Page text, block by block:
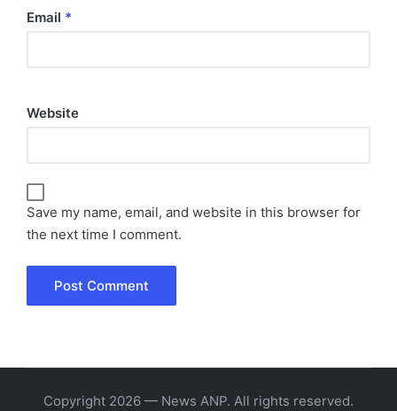
Email *
Website
Save my name, email, and website in this browser for
the next time I comment.
Copyright 2026 — News ANP. All rights reserved.